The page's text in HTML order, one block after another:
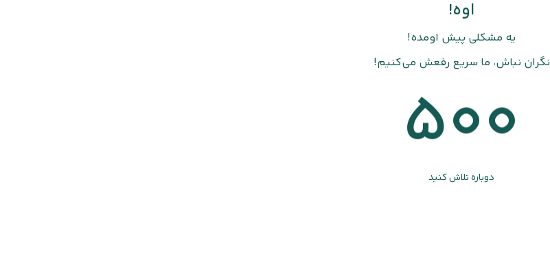
اوه!
یه مشکلی پیش اومده!
نگران نباش، ما سریع رفعش می‌کنیم!
500
دوباره تلاش کنید